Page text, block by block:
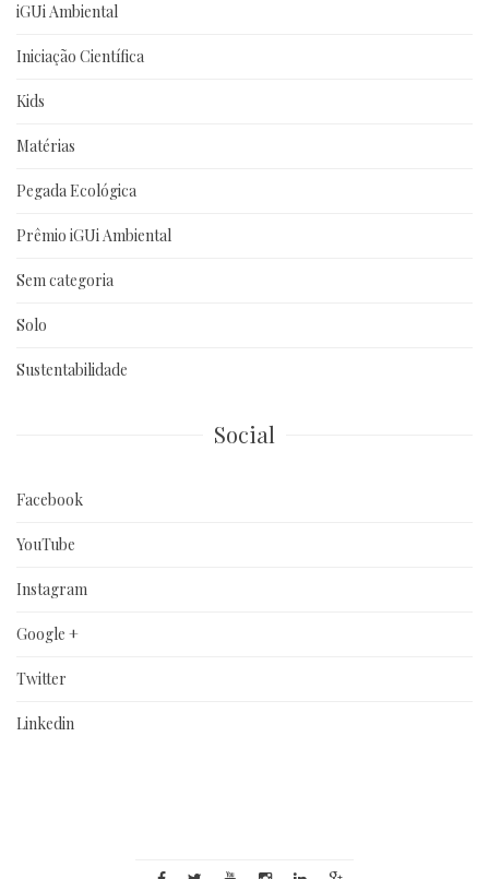
iGUi Ambiental
Iniciação Científica
Kids
Matérias
Pegada Ecológica
Prêmio iGUi Ambiental
Sem categoria
Solo
Sustentabilidade
Social
Facebook
YouTube
Instagram
Google +
Twitter
Linkedin